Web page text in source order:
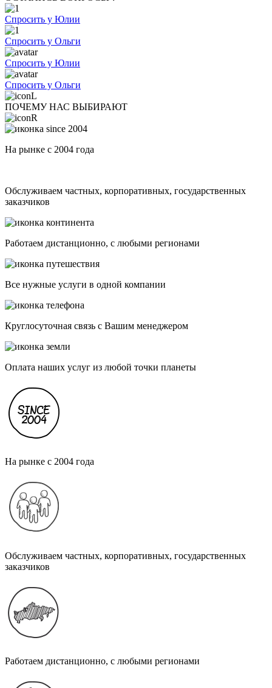
Спросить у Юлии
Спросить у Ольги
Спросить у Юлии
Спросить у Ольги
ПОЧЕМУ НАС ВЫБИРАЮТ
На рынке с 2004 года
Обслуживаем частных, корпоративных, государственных
заказчиков
Работаем дистанционно, с любыми регионами
Все нужные услуги в одной компании
Круглосуточная связь с Вашим менеджером
Оплата наших услуг из любой точки планеты
На рынке с 2004 года
Обслуживаем частных, корпоративных, государственных
заказчиков
Работаем дистанционно, с любыми регионами